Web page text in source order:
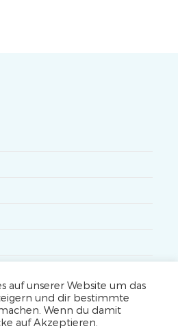
Storno-Bedingungen
auf unserer Website um das
und dir bestimmte
Wenn du damit
auf Akzeptieren.